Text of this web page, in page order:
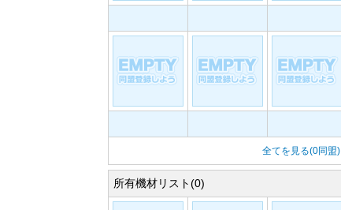
全てを見る(0同盟)
所有機材リスト(0)